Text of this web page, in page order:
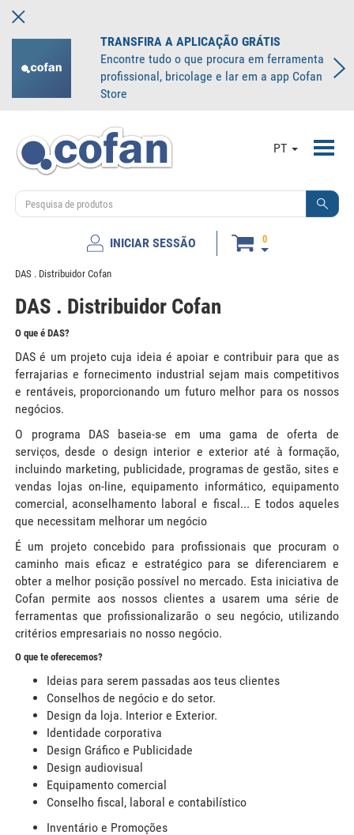
TRANSFIRA A APLICAÇÃO GRÁTIS
Encontre tudo o que procura em ferramenta
profissional, bricolage e lar em a app Cofan
Store
PT
INICIAR SESSÃO 0
DAS . Distribuidor Cofan
DAS . Distribuidor Cofan
O que é DAS?
DAS é um projeto cuja ideia é apoiar e contribuir para que as
ferrajarias e fornecimento industrial sejam mais competitivos
e rentáveis, proporcionando um futuro melhor para os nossos
negócios.
O programa DAS baseia-se em uma gama de oferta de
serviços, desde o design interior e exterior até à formação,
incluindo marketing, publicidade, programas de gestão, sites e
vendas lojas on-line, equipamento informático, equipamento
comercial, aconselhamento laboral e fiscal... E todos aqueles
que necessitam melhorar um negócio
É um projeto concebido para profissionais que procuram o
caminho mais eficaz e estratégico para se diferenciarem e
obter a melhor posição possível no mercado. Esta iniciativa de
Cofan permite aos nossos clientes a usarem uma série de
ferramentas que profissionalizarão o seu negócio, utilizando
critérios empresariais no nosso negócio.
O que te oferecemos?
Ideias para serem passadas aos teus clientes
Conselhos de negócio e do setor.
Design da loja. Interior e Exterior.
Identidade corporativa
Design Gráfico e Publicidade
Design audiovisual
Equipamento comercial
Conselho fiscal, laboral e contabilístico
Inventário e Promoções